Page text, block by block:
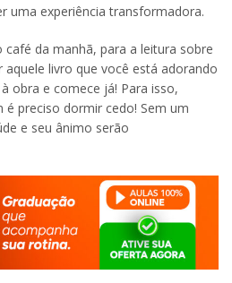
uma experiência transformadora.
da manhã, para a leitura sobre
aquele livro que você está adorando
obra e comece já! Para isso,
preciso dormir cedo! Sem um
e seu ânimo serão